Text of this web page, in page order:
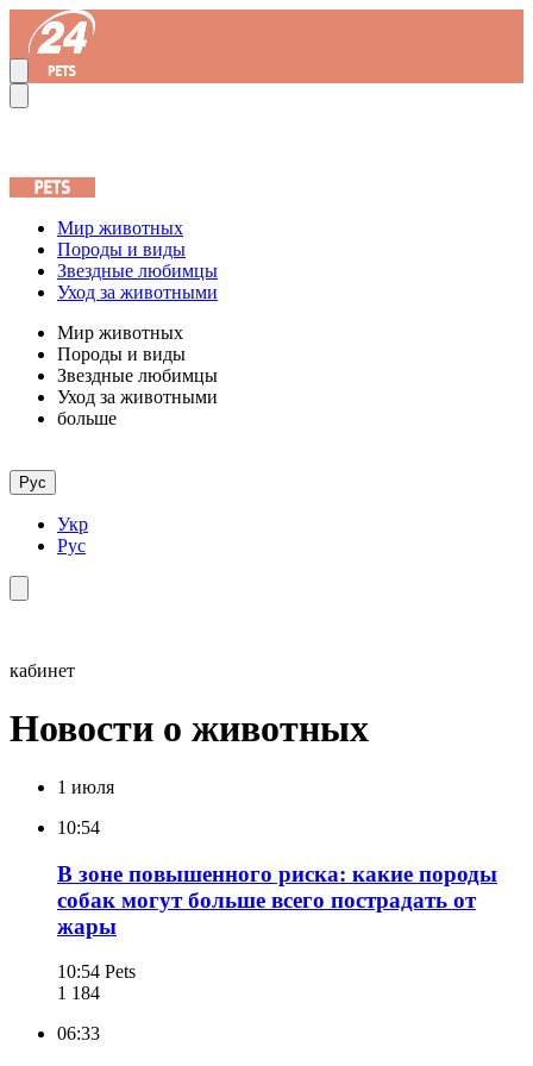
Мир животных
Породы и виды
Звездные любимцы
Уход за животными
Мир животных
Породы и виды
Звездные любимцы
Уход за животными
больше
Рус
Укр
Рус
кабинет
Новости о животных
1 июля
10:54
В зоне повышенного риска: какие породы
собак могут больше всего пострадать от
жары
10:54 Pets
1 184
06:33